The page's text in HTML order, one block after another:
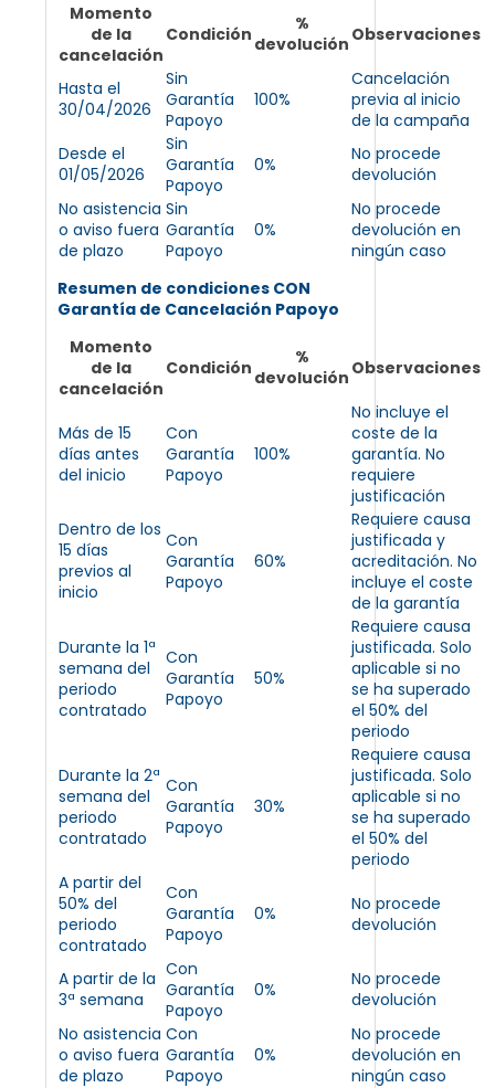
Momento
de la
cancelación
Condición
%
devolución Observaciones
Hasta el
30/04/2026
Sin
Garantía
Papoyo
100%
Cancelación
previa al inicio
de la campaña
Desde el
01/05/2026
Sin
Garantía
Papoyo
0%
No procede
devolución
No asistencia
o aviso fuera
de plazo
Sin
Garantía
Papoyo
0%
No procede
devolución en
ningún caso
Resumen de condiciones CON
Garantía de Cancelación Papoyo
Momento
de la
cancelación
Condición
%
devolución Observaciones
Más de 15
días antes
del inicio
Con
Garantía
Papoyo
100%
No incluye el
coste de la
garantía. No
requiere
justificación
Dentro de los
15 días
previos al
inicio
Con
Garantía
Papoyo
60%
Requiere causa
justificada y
acreditación. No
incluye el coste
de la garantía
Durante la 1ª
semana del
periodo
contratado
Con
Garantía
Papoyo
50%
Requiere causa
justificada. Solo
aplicable si no
se ha superado
el 50% del
periodo
Durante la 2ª
semana del
periodo
contratado
Con
Garantía
Papoyo
30%
Requiere causa
justificada. Solo
aplicable si no
se ha superado
el 50% del
periodo
A partir del
50% del
periodo
contratado
Con
Garantía
Papoyo
0%
No procede
devolución
A partir de la
3ª semana
Con
Garantía
Papoyo
0%
No procede
devolución
No asistencia
o aviso fuera
de plazo
Con
Garantía
Papoyo
0%
No procede
devolución en
ningún caso